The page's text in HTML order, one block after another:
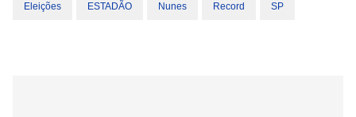
Eleições ESTADÃO Nunes Record SP